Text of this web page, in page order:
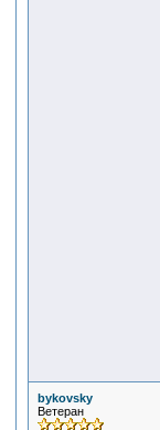
bykovsky
Ветеран